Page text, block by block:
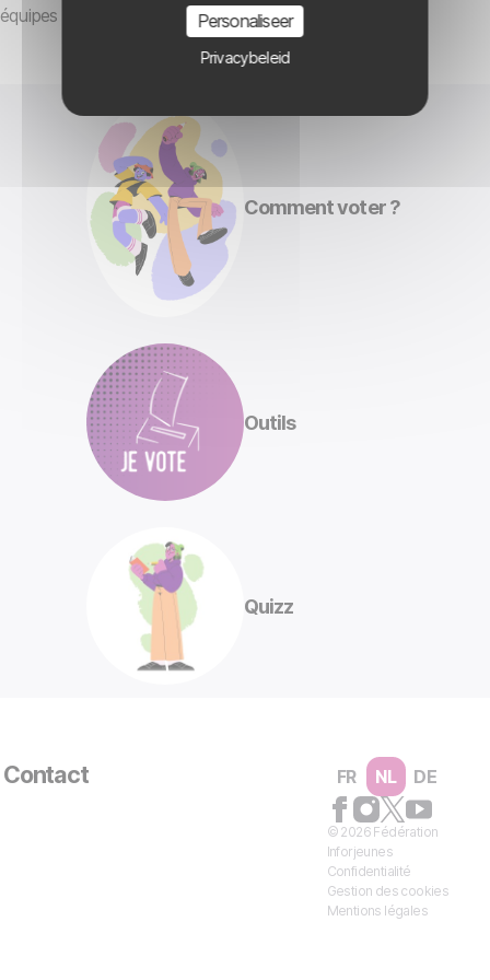
équipes et aux institutions.
Comment voter ?
Outils
Quizz
Contact FR NL DE
© 2026 Fédération
Inforjeunes
Confidentialité
Gestion des cookies
Mentions légales
Personaliseer
Privacybeleid